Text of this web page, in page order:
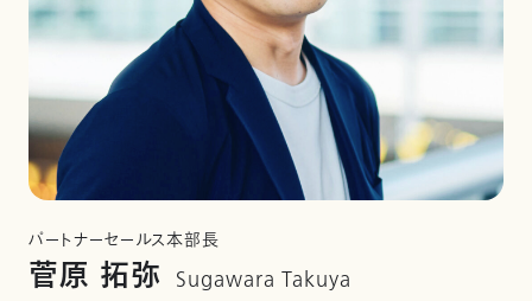
パートナーセールス本部長
菅原 拓弥
Sugawara Takuya